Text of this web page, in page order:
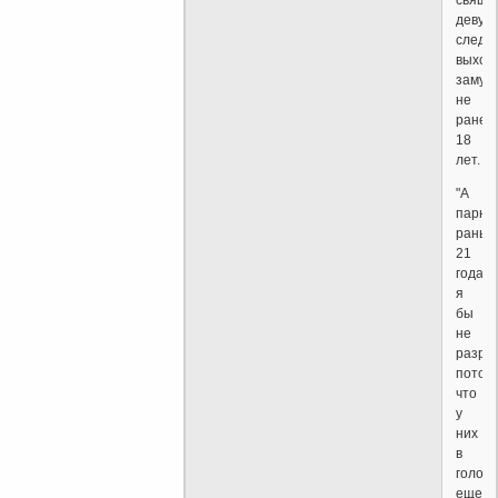
замуж
не
ранее
18
лет.
"А
21
года
я
бы
не
что
у
них
в
голове
еще